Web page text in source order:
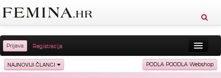
Prijava Registracija
Sreća Zdravlje Vitkost
NAJNOVIJI ČLANCI PODLA POODLA Webshop